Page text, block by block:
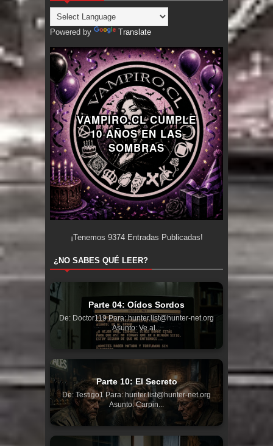
Powered by Translate
VAMPIRO.CL CUMPLE
10 AÑOS EN LAS
SOMBRAS
¡Tenemos 9374Entradas Publicadas!
¿NO SABES QUÉ LEER?
Parte 04: Oídos Sordos
De: Doctor119 Para: hunter.list@hunter-net.org
Asunto: Ve al...
Parte 10: El Secreto
De: Testigo1 Para: hunter.list@hunter-net.org
Asunto: Carpin...